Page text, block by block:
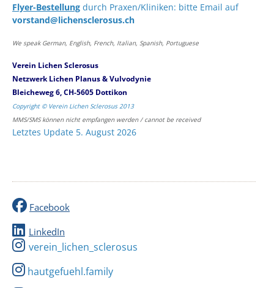
Flyer-Bestellung durch Praxen/Kliniken: bitte Email auf
vorstand@lichensclerosus.ch
We speak German, English, French, Italian, Spanish, Portuguese
Verein Lichen Sclerosus
Netzwerk Lichen Planus & Vulvodynie
Bleicheweg 6, CH-5605 Dottikon
Copyright © Verein Lichen Sclerosus 2013
MMS/SMS können nicht empfangen werden / cannot be received
Letztes Update 5. August 2026
Facebook
LinkedIn
verein_lichen_sclerosus
hautgefuehl.family